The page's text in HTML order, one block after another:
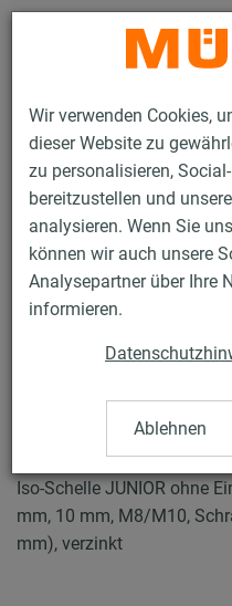
Wir verwenden Cookies,
dieser Website zu
zu personalisieren,
bereitzustellen und
analysieren. Wenn Sie
können wir auch unsere
Analysepartner über Ihre
informieren.
Ablehnen
Produkte Befestigungstechnik
ISO-Schellen RTN+ Typ 2 und 4
ISO-
Typ
Iso-Schelle JUNIOR ohne
mm, 10 mm, M8/M10,
mm), verzinkt